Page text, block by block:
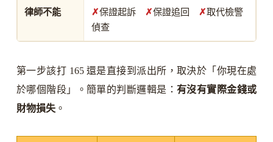
律師不能 ✗保證起訴 ✗保證追回 ✗取代檢警
偵查
第一步該打 165 還是直接到派出所，取決於「你現在處
於哪個階段」。簡單的判斷邏輯是： 有沒有實際金錢或
財物損失。